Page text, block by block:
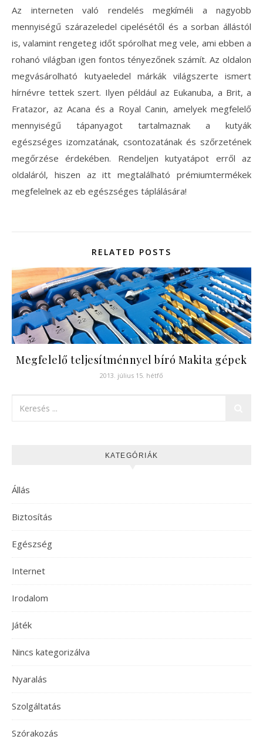
Az interneten való rendelés megkíméli a nagyobb
mennyiségű szárazeledel cipelésétől és a sorban állástól
is, valamint rengeteg időt spórolhat meg vele, ami ebben a
rohanó világban igen fontos tényezőnek számít. Az oldalon
megvásárolható kutyaeledel márkák világszerte ismert
hírnévre tettek szert. Ilyen például az Eukanuba, a Brit, a
Fratazor, az Acana és a Royal Canin, amelyek megfelelő
mennyiségű tápanyagot tartalmaznak a kutyák
egészséges izomzatának, csontozatának és szőrzetének
megőrzése érdekében. Rendeljen kutyatápot erről az
oldaláról, hiszen az itt megtalálható prémiumtermékek
megfelelnek az eb egészséges táplálására!
RELATED POSTS
Megfelelő teljesítménnyel bíró Makita gépek
2013. július 15. hétfő
KATEGÓRIÁK
Állás
Biztosítás
Egészség
Internet
Irodalom
Játék
Nincs kategorizálva
Nyaralás
Szolgáltatás
Szórakozás